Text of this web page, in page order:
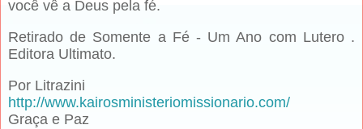
você vê a Deus pela fé.
Retirado de Somente a Fé - Um Ano com Lutero .
Editora Ultimato.
Por Litrazini
http://www.kairosministeriomissionario.com/
Graça e Paz